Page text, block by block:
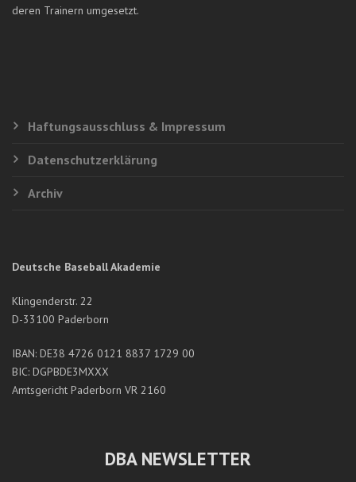
deren Trainern umgesetzt.
Haftungsausschluss & Impressum
Datenschutzerklärung
Archiv
Deutsche Baseball Akademie
Klingenderstr. 22
D-33100 Paderborn
IBAN: DE38 4726 0121 8837 1729 00
BIC: DGPBDE3MXXX
Amtsgericht Paderborn VR 2160
DBA NEWSLETTER